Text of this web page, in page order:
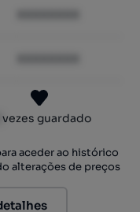
vezes guardado
aceder ao histórico
alterações de preços